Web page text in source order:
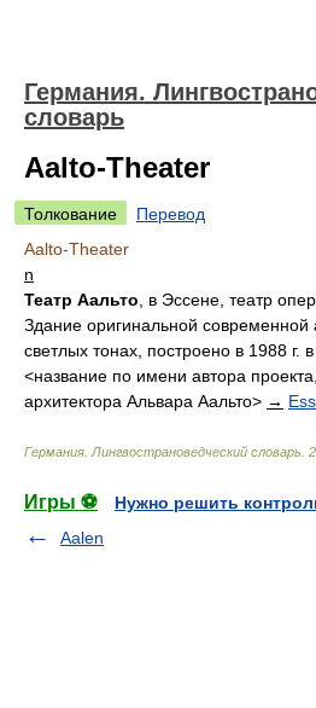
Германия.
словарь
Aalto-Theater
Толкование
Перевод
Aalto-Theater
n
Театр Аальто , в Эссене, театр
Здание оригинальной современной
светлых тонах, построено в 1988 г.
<название по имени автора
архитектора Альвара Аальто> →
Германия. Лингвострановедческий словарь
Игры ⚽
Нужно решить
Aalen